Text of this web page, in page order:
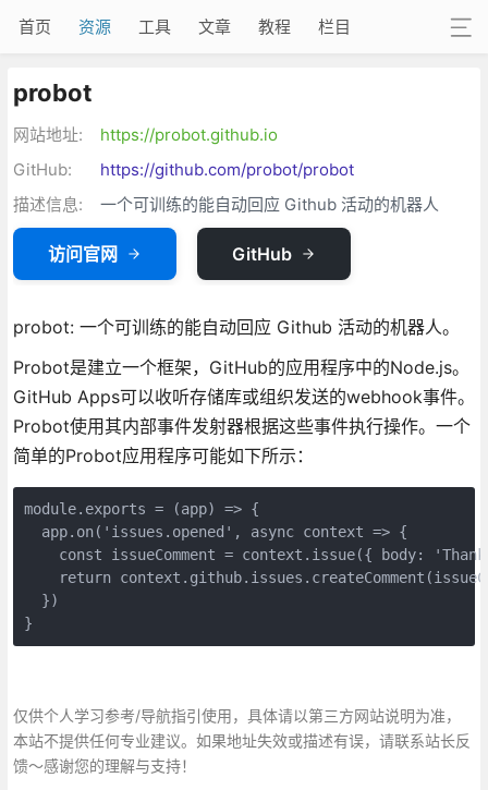
首页 资源 工具 文章 教程 栏目
probot
网站地址:
https://probot.github.io
GitHub:
https://github.com/probot/probot
描述信息:
一个可训练的能自动回应 Github 活动的机器人
访问官网 GitHub
probot: 一个可训练的能自动回应 Github 活动的机器人。
Probot是建立一个框架，GitHub的应用程序中的Node.js。
GitHub Apps可以收听存储库或组织发送的webhook事件。
Probot使用其内部事件发射器根据这些事件执行操作。一个
简单的Probot应用程序可能如下所示：
module.exports = (app) => {
  app.on('issues.opened', async context => {
const issueComment = context.issue({ body:
return
  })
}
仅供个人学习参考/导航指引使用，具体请以第三方网站说明为准，
本站不提供任何专业建议。如果地址失效或描述有误，请联系站长反
馈～感谢您的理解与支持！